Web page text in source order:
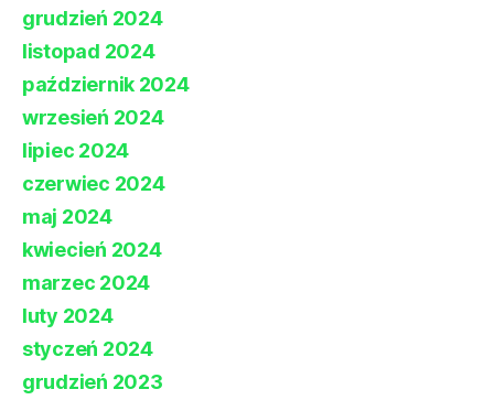
grudzień 2024
listopad 2024
październik 2024
wrzesień 2024
lipiec 2024
czerwiec 2024
maj 2024
kwiecień 2024
marzec 2024
luty 2024
styczeń 2024
grudzień 2023